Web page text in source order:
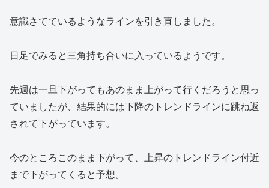
意識さてているようなラインを引き直しました。
日足でみると三角持ち合いに入っているようです。
先週は一旦下がってもあのまま上がって行くだろうと思っ
ていましたが、結果的には下降のトレンドラインに跳ね返
されて下がっています。
今のところこのまま下がって、上昇のトレンドライン付近
まで下がってくると予想。